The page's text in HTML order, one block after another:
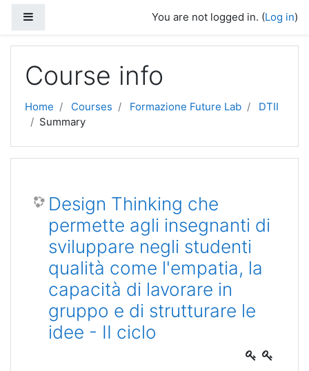
You are not logged in. (Log in)
Course info
Home Courses Formazione Future Lab
DTII
Summary
Design Thinking che
permette agli insegnanti di
sviluppare negli studenti
qualità come l'empatia, la
capacità di lavorare in
gruppo e di strutturare le
idee - II ciclo